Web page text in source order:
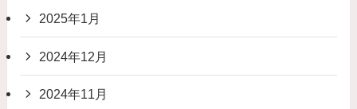
2025年1月
2024年12月
2024年11月